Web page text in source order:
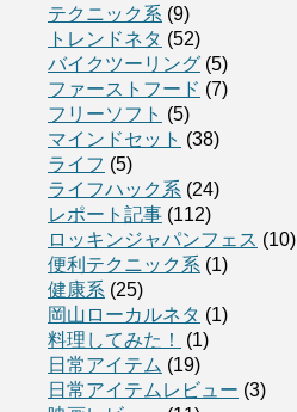
テクニック系 (9)
トレンドネタ (52)
バイクツーリング (5)
ファーストフード (7)
フリーソフト (5)
マインドセット (38)
ライフ (5)
ライフハック系 (24)
レポート記事 (112)
ロッキンジャパンフェス (10)
便利テクニック系 (1)
健康系 (25)
岡山ローカルネタ (1)
料理してみた！
(1)
日常アイテム (19)
日常アイテムレビュー (3)